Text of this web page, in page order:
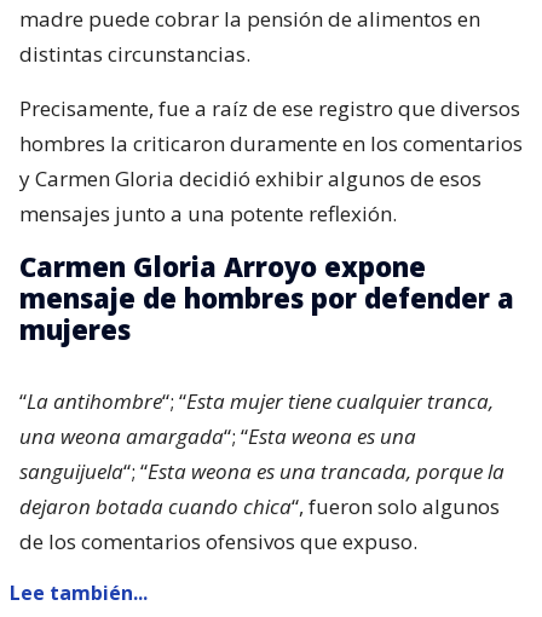
madre puede cobrar la pensión de alimentos en
distintas circunstancias.
Precisamente, fue a raíz de ese registro que diversos
hombres la criticaron duramente en los comentarios
y Carmen Gloria decidió exhibir algunos de esos
mensajes junto a una potente reflexión.
Carmen Gloria Arroyo expone
mensaje de hombres por defender a
mujeres
“La antihombre“; “Esta mujer tiene cualquier tranca,
una weona amargada“; “Esta weona es una
sanguijuela“; “Esta weona es una trancada, porque la
dejaron botada cuando chica“, fueron solo algunos
de los comentarios ofensivos que expuso.
Lee también...